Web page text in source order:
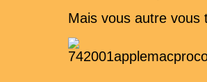
Mais vous autre vous